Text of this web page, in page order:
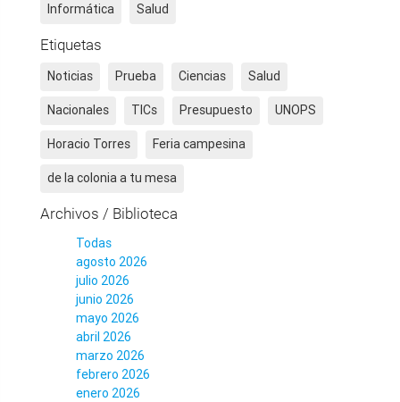
Informática Salud
Etiquetas
Noticias Prueba Ciencias Salud
Nacionales TICs Presupuesto UNOPS
Horacio Torres Feria campesina
de la colonia a tu mesa
Archivos / Biblioteca
Todas
agosto 2026
julio 2026
junio 2026
mayo 2026
abril 2026
marzo 2026
febrero 2026
enero 2026